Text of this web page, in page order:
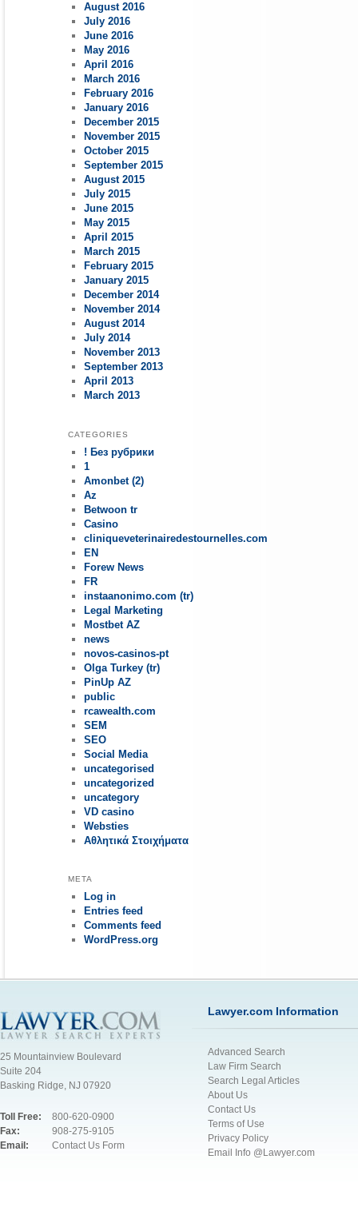
August 2016
July 2016
June 2016
May 2016
April 2016
March 2016
February 2016
January 2016
December 2015
November 2015
October 2015
September 2015
August 2015
July 2015
June 2015
May 2015
April 2015
March 2015
February 2015
January 2015
December 2014
November 2014
August 2014
July 2014
November 2013
September 2013
April 2013
March 2013
CATEGORIES
! Без рубрики
1
Amonbet (2)
Az
Betwoon tr
Casino
cliniqueveterinairedestournelles.com
EN
Forew News
FR
instaanonimo.com (tr)
Legal Marketing
Mostbet AZ
news
novos-casinos-pt
Olga Turkey (tr)
PinUp AZ
public
rcawealth.com
SEM
SEO
Social Media
uncategorised
uncategorized
uncategory
VD casino
Websties
Αθλητικά Στοιχήματα
META
Log in
Entries feed
Comments feed
WordPress.org
25 Mountainview Boulevard
Suite 204
Basking Ridge, NJ 07920
Toll Free:
Fax:
Email:
800-620-0900
908-275-9105
Contact Us Form
Lawyer.com Information
Advanced Search
Law Firm Search
Search Legal Articles
About Us
Contact Us
Terms of Use
Privacy Policy
Email Info @Lawyer.com